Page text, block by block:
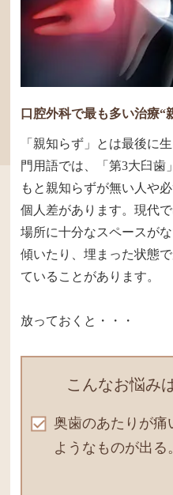
口腔外科で最も多い治療“
「親知らず」とは最後に
門用語では、「第3大臼歯
もと親知らずが無い人や
個人差があります。現代
場所に十分なスペースが
傾いたり、埋まった状態
ていることがあります。
放っておくと・・・
こんなお悩み
奥歯のあたりが痛
ようなものが出る。